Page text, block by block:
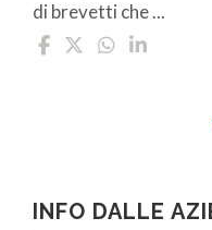
di brevetti che ...
INFO DALLE